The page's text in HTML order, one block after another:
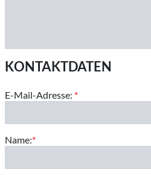
KONTAKTDATEN
E-Mail-Adresse: *
Name:*